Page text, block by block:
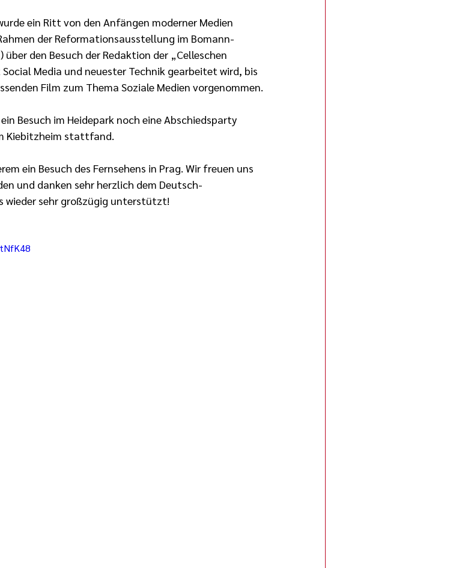
ein Ritt von den Anfängen moderner Medien
der Reformationsausstellung im Bomann-
den Besuch der Redaktion der „Celleschen
Media und neuester Technik gearbeitet wird, bis
Film zum Thema Soziale Medien vorgenommen.
Besuch im Heidepark noch eine Abschiedsparty
Kiebitzheim stattfand.
ein Besuch des Fernsehens in Prag. Wir freuen uns
und danken sehr herzlich dem Deutsch-
wieder sehr großzügig unterstützt!